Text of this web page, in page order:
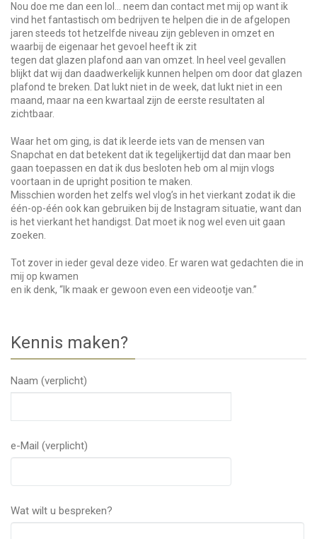
Nou doe me dan een lol… neem dan contact met mij op want ik
vind het fantastisch om bedrijven te helpen die in de afgelopen
jaren steeds tot hetzelfde niveau zijn gebleven in omzet en
waarbij de eigenaar het gevoel heeft ik zit
tegen dat glazen plafond aan van omzet. In heel veel gevallen
blijkt dat wij dan daadwerkelijk kunnen helpen om door dat glazen
plafond te breken. Dat lukt niet in de week, dat lukt niet in een
maand, maar na een kwartaal zijn de eerste resultaten al
zichtbaar.
Waar het om ging, is dat ik leerde iets van de mensen van
Snapchat en dat betekent dat ik tegelijkertijd dat dan maar ben
gaan toepassen en dat ik dus besloten heb om al mijn vlogs
voortaan in de upright position te maken.
Misschien worden het zelfs wel vlog’s in het vierkant zodat ik die
één-op-één ook kan gebruiken bij de Instagram situatie, want dan
is het vierkant het handigst. Dat moet ik nog wel even uit gaan
zoeken.
Tot zover in ieder geval deze video. Er waren wat gedachten die in
mij op kwamen
en ik denk, “Ik maak er gewoon even een videootje van.”
Kennis maken?
Naam (verplicht)
e-Mail (verplicht)
Wat wilt u bespreken?